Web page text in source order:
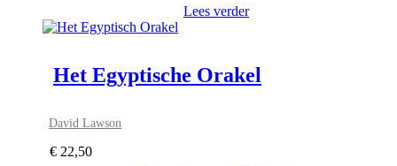
Lees verder
Het Egyptische Orakel
David Lawson
€ 22,50